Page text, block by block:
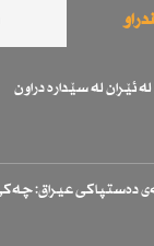
دەستپاكی عیراق: